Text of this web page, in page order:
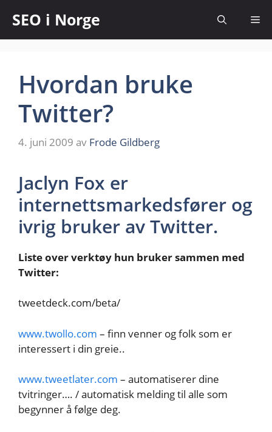
SEO i Norge
Hvordan bruke
Twitter?
4. juni 2009 av Frode Gildberg
Jaclyn Fox er
internettsmarkedsfører og
ivrig bruker av Twitter.
Liste over verktøy hun bruker sammen med
Twitter:
tweetdeck.com/beta/
www.twollo.com – finn venner og folk som er
interessert i din greie..
www.tweetlater.com – automatiserer dine
tvitringer…. / automatisk melding til alle som
begynner å følge deg.